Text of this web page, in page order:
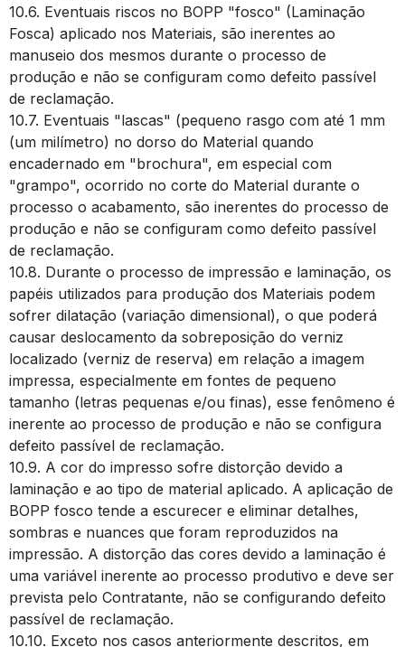
10.6. Eventuais riscos no BOPP "fosco" (Laminação
Fosca) aplicado nos Materiais, são inerentes ao
manuseio dos mesmos durante o processo de
produção e não se configuram como defeito passível
de reclamação.
10.7. Eventuais "lascas" (pequeno rasgo com até 1 mm
(um milímetro) no dorso do Material quando
encadernado em "brochura", em especial com
"grampo", ocorrido no corte do Material durante o
processo o acabamento, são inerentes do processo de
produção e não se configuram como defeito passível
de reclamação.
10.8. Durante o processo de impressão e laminação, os
papéis utilizados para produção dos Materiais podem
sofrer dilatação (variação dimensional), o que poderá
causar deslocamento da sobreposição do verniz
localizado (verniz de reserva) em relação a imagem
impressa, especialmente em fontes de pequeno
tamanho (letras pequenas e/ou finas), esse fenômeno é
inerente ao processo de produção e não se configura
defeito passível de reclamação.
10.9. A cor do impresso sofre distorção devido a
laminação e ao tipo de material aplicado. A aplicação de
BOPP fosco tende a escurecer e eliminar detalhes,
sombras e nuances que foram reproduzidos na
impressão. A distorção das cores devido a laminação é
uma variável inerente ao processo produtivo e deve ser
prevista pelo Contratante, não se configurando defeito
passível de reclamação.
10.10. Exceto nos casos anteriormente descritos, em